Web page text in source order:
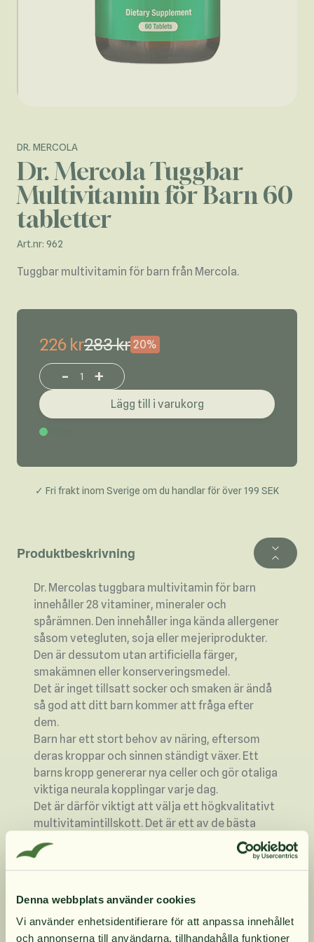
Denna webbplats använder cookies
Vi använder enhetsidentifierare för att anpassa innehållet
och annonserna till användarna, tillhandahålla funktioner
DR. MERCOLA
Dr. Mercola Tuggbar
Multivitamin för Barn 60
tabletter
Art.nr: 962
Tuggbar multivitamin för barn från Mercola.
226 kr283 kr 20%
Increase or decrease product quantity
- +
Lägg till i varukorg
✓ Fri frakt inom Sverige om du handlar för över 199 SEK
Produktbeskrivning
Dr. Mercolas tuggbara multivitamin för barn
innehåller 28 vitaminer, mineraler och
spårämnen. Den innehåller inga kända allergener
såsom vetegluten, soja eller mejeriprodukter.
Den är dessutom utan artificiella färger,
smakämnen eller konserveringsmedel.
Det är inget tillsatt socker och smaken är ändå
så god att ditt barn kommer att fråga efter
dem.
Barn har ett stort behov av näring, eftersom
deras kroppar och sinnen ständigt växer. Ett
barns kropp genererar nya celler och gör otaliga
viktiga neurala kopplingar varje dag.
Det är därför viktigt att välja ett högkvalitativt
multivitamintillskott. Det är ett av de bästa
besluten du kan göra för att stödja ditt barns
allmänna hälsa.
Denna produkt innehåller endast rena,
noll gram socker per portion.
Genom att man exkluderat järn från formulan